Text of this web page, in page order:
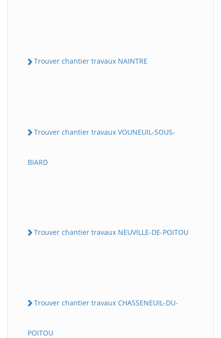
Trouver chantier travaux NAINTRE
Trouver chantier travaux VOUNEUIL-SOUS-
BIARD
Trouver chantier travaux NEUVILLE-DE-POITOU
Trouver chantier travaux CHASSENEUIL-DU-
POITOU